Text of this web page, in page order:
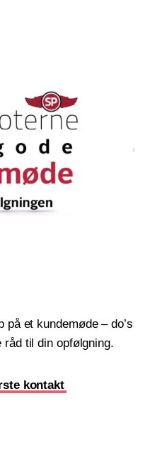
et kundemøde – do’s
råd til din opfølgning.
kontakt